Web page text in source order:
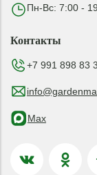
Пн-Вс: 7:00 -
Контакты
+7 991 898 83
Max